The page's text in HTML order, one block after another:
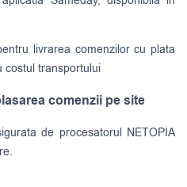
livrarea comenzilor cu plata
costul transportului
comenzii pe site
de procesatorul NETOPIA